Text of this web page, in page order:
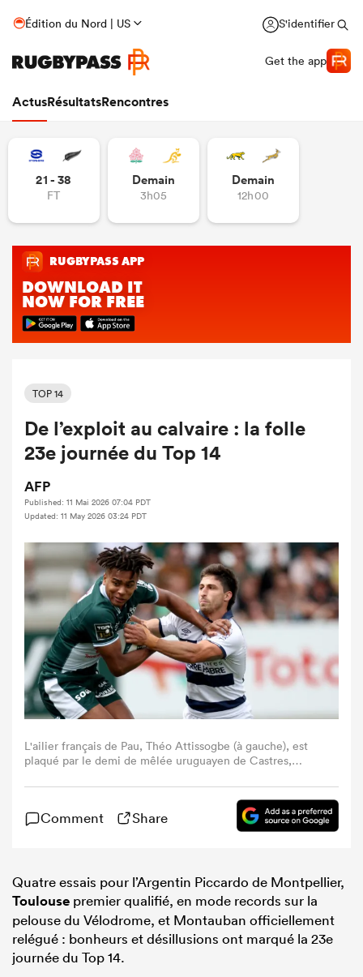
Édition du Nord | US S'identifier
Get the app
ActusRésultatsRencontres
21 - 38
FT
Demain
3h05
Demain
12h00
TOP 14
De l’exploit au calvaire : la folle
23e journée du Top 14
AFP
Published: 11 Mai 2026 07:04 PDT
Updated: 11 May 2026 03:24 PDT
L'ailier français de Pau, Théo Attissogbe (à gauche), est
plaqué par le demi de mêlée uruguayen de Castres,
Section Paloise (Pau) et Castres, disputé au stade du
Hameau à Pau, dans le sud-ouest de la France, le 9 mai
2026. (Photo de ROMAIN PERROCHEAU / AFP via Getty
Comment Share
Quatre essais pour l’Argentin Piccardo de Montpellier,
Toulouse premier qualifié, en mode records sur la
pelouse du Vélodrome, et Montauban officiellement
relégué : bonheurs et désillusions ont marqué la 23e
journée du Top 14.